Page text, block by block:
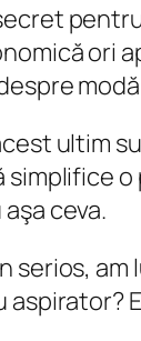
ori
ultim
ceva.
serios,
aspirator?